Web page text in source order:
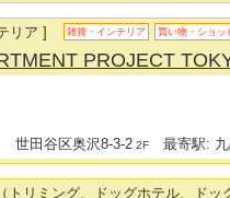
リア ] 雑貨・インテリア 買い物・ショッ
PROJECT
世田谷区奥沢8-3-2 2F 最寄駅: 九
トリミング、ドッグホテル、ドッ